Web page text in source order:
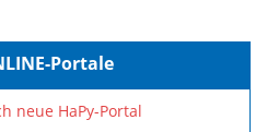
Portale
neue HaPy-Portal